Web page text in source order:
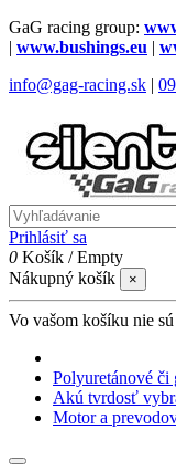
GaG racing group:
| www.bushings.eu |
info@gag-racing.sk |
Prihlásiť sa
0 Košík /Empty
Nákupný košík
×
Vo vašom košíku nie
Polyuretánové či
Akú tvrdosť
Motor a